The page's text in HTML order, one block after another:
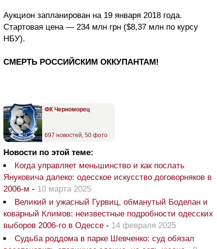
Аукцион запланирован на 19 января 2018 года.
Стартовая цена — 234 млн грн ($8,37 млн по курсу
НБУ).
СМЕРТЬ РОССИЙСКИМ ОККУПАНТАМ!
ФК Черноморец
697 новостей, 50 фото
Новости по этой теме:
Когда управляет меньшинство и как послать
Януковича далеко: одесское искусство договорняков в
2006-м - 10 марта 2025
Великий и ужасный Гурвиц, обманутый Боделан и
коварный Климов: неизвестные подробности одесских
выборов 2006-го в Одессе - 14 февраля 2025
Судьба роддома в парке Шевченко: суд обязал